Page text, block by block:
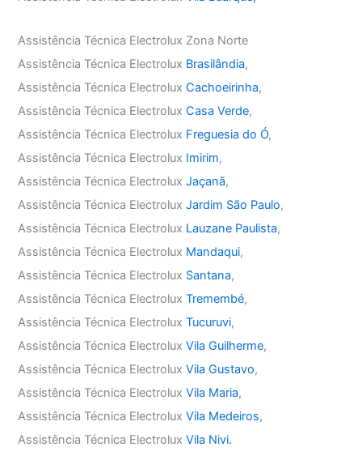
Assistência Técnica Electrolux Zona Norte
Assistência Técnica Electrolux Brasilândia,
Assistência Técnica ElectroluxCachoeirinha,
Assistência Técnica ElectroluxCasa Verde,
Assistência Técnica Electrolux Freguesia do Ó,
Assistência Técnica Electrolux Imirim,
Assistência Técnica ElectroluxJaçanã,
Assistência Técnica ElectroluxJardim São Paulo,
Assistência Técnica Electrolux Lauzane Paulista,
Assistência Técnica Electrolux Mandaqui,
Assistência Técnica Electrolux Santana,
Assistência Técnica ElectroluxTremembé,
Assistência Técnica ElectroluxTucuruvi,
Assistência Técnica ElectroluxVila Guilherme,
Assistência Técnica ElectroluxVila Gustavo,
Assistência Técnica ElectroluxVila Maria,
Assistência Técnica ElectroluxVila Medeiros,
Assistência Técnica ElectroluxVila Nivi.